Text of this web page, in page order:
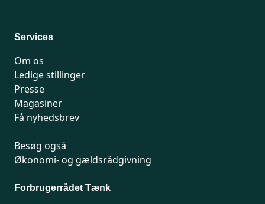
Services
Om os
Ledige stillinger
Presse
Magasiner
Få nyhedsbrev
Besøg også
Økonomi- og gældsrådgivning
Forbrugerrådet Tænk